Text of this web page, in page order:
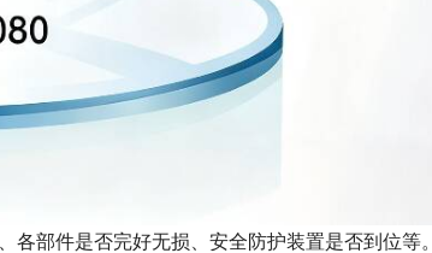
部件是否完好无损、安全防护装置是否到位等。